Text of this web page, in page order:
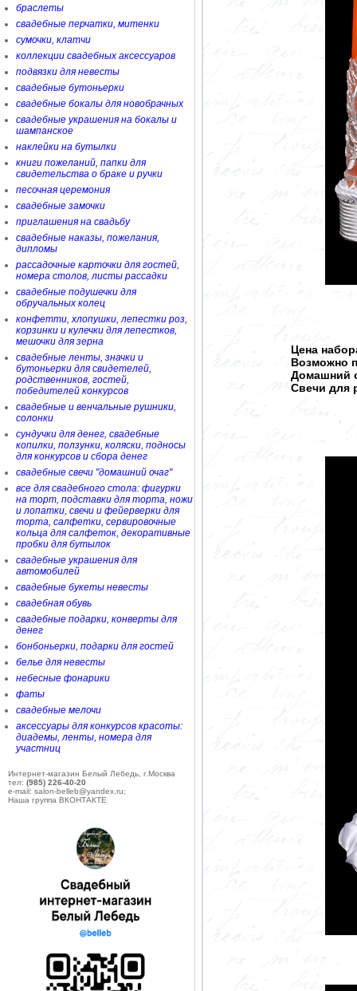
браслеты
свадебные перчатки, митенки
сумочки, клатчи
коллекции свадебных аксессуаров
подвязки для невесты
свадебные бутоньерки
свадебные бокалы для новобрачных
свадебные украшения на бокалы и
шампанское
наклейки на бутылки
книги пожеланий, папки для
свидетельства о браке и ручки
песочная церемония
свадебные замочки
приглашения на свадьбу
свадебные наказы, пожелания,
дипломы
рассадочные карточки для гостей,
номера столов, листы рассадки
свадебные подушечки для
обручальных колец
конфетти, хлопушки, лепестки роз,
корзинки и кулечки для лепестков,
мешочки для зерна
свадебные ленты, значки и
бутоньерки для свидетелей,
родственников, гостей,
победителей конкурсов
свадебные и венчальные рушники,
солонки
сундучки для денег, свадебные
копилки, ползунки, коляски, подносы
для конкурсов и сбора денег
свадебные свечи "домашний очаг"
все для свадебного стола: фигурки
на торт, подставки для торта, ножи
и лопатки, свечи и фейерверки для
торта, салфетки, сервировочные
кольца для салфеток, декоративные
пробки для бутылок
свадебные украшения для
автомобилей
свадебные букеты невесты
свадебная обувь
свадебные подарки, конверты для
денег
бонбоньерки, подарки для гостей
белье для невесты
небесные фонарики
фаты
свадебные мелочи
аксессуары для конкурсов красоты:
диадемы, ленты, номера для
участниц
Интернет-магазин Белый Лебедь, г.Москва
тел: (985) 226-40-20
e-mail: salon-belleb@yandex.ru;
Наша группа ВКОНТАКТЕ
Цена
Возможно
Домашний
Свечи для